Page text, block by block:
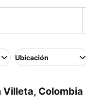
Ubicación
Colombia